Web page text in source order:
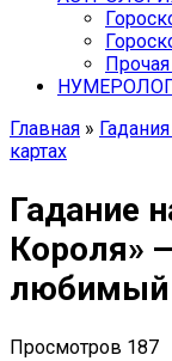
Прочая
Главная »
картах
Гадание
Короля»
любимый
Просмотров 187